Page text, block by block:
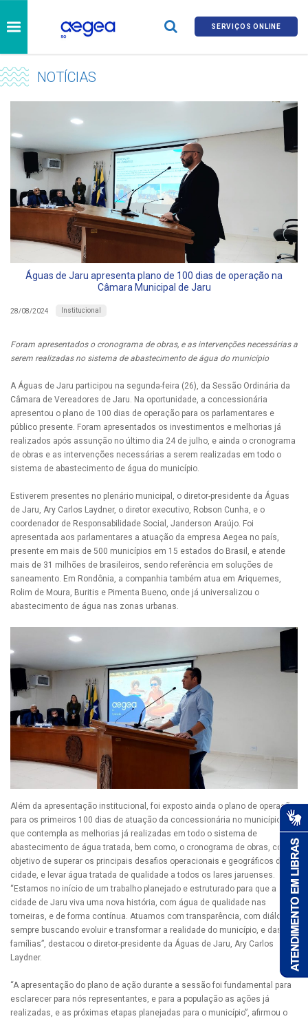
SERVIÇOS ONLINE
NOTÍCIAS
Águas de Jaru apresenta plano de 100 dias de operação na
Câmara Municipal de Jaru
28/08/2024 Institucional
Foram apresentados o cronograma de obras, e as intervenções necessárias a
serem realizadas no sistema de abastecimento de água do município
A Águas de Jaru participou na segunda-feira (26), da Sessão Ordinária da
Câmara de Vereadores de Jaru. Na oportunidade, a concessionária
apresentou o plano de 100 dias de operação para os parlamentares e
público presente. Foram apresentados os investimentos e melhorias já
realizados após assunção no último dia 24 de julho, e ainda o cronograma
de obras e as intervenções necessárias a serem realizadas em todo o
sistema de abastecimento de água do município.
Estiverem presentes no plenário municipal, o diretor-presidente da Águas
de Jaru, Ary Carlos Laydner, o diretor executivo, Robson Cunha, e o
coordenador de Responsabilidade Social, Janderson Araújo. Foi
apresentada aos parlamentares a atuação da empresa Aegea no país,
presente em mais de 500 municípios em 15 estados do Brasil, e atende
mais de 31 milhões de brasileiros, sendo referência em soluções de
saneamento. Em Rondônia, a companhia também atua em Ariquemes,
Rolim de Moura, Buritis e Pimenta Bueno, onde já universalizou o
abastecimento de água nas zonas urbanas.
Além da apresentação institucional, foi exposto ainda o plano de operação
para os primeiros 100 dias de atuação da concessionária no município,
que contempla as melhorias já realizadas em todo o sistema de
abastecimento de água tratada, bem como, o cronograma de obras, com o
objetivo de superar os principais desafios operacionais e geográficos da
cidade, e levar água tratada de qualidade a todos os lares jaruenses.
“Estamos no início de um trabalho planejado e estruturado para que a
cidade de Jaru viva uma nova história, com água de qualidade nas
torneiras, e de forma contínua. Atuamos com transparência, com diálogo e
sempre buscando evoluir e transformar a realidade do município, e das
famílias”, destacou o diretor-presidente da Águas de Jaru, Ary Carlos
Laydner.
“A apresentação do plano de ação durante a sessão foi fundamental para
esclarecer para nós representantes, e para a população as ações já
realizadas, e as próximas etapas planejadas para o município”, afirmou o